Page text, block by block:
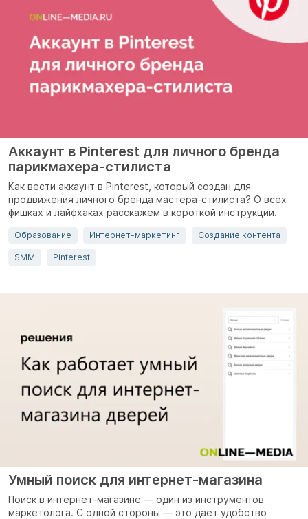
Аккаунт в Pinterest для личного бренда
парикмахера-стилиста
Как вести аккаунт в Pinterest, который создан для
продвижения личного бренда мастера-стилиста? О всех
фишках и лайфхаках расскажем в короткой инструкции.
Образование Интернет-маркетинг Создание контента
SMM Pinterest
Умный поиск для интернет-магазина
Поиск в интернет-магазине — один из инструментов
маркетолога. С одной стороны — это дает удобство